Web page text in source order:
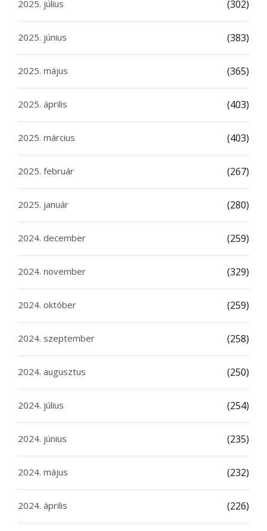
2025. július (302)
2025. június (383)
2025. május (365)
2025. április (403)
2025. március (403)
2025. február (267)
2025. január (280)
2024. december (259)
2024. november (329)
2024. október (259)
2024. szeptember (258)
2024. augusztus (250)
2024. július (254)
2024. június (235)
2024. május (232)
2024. április (226)